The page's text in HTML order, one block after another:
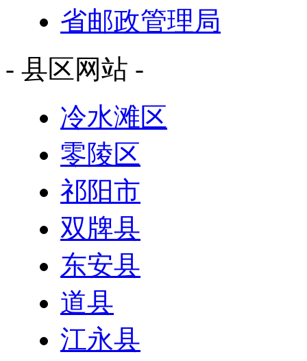
省邮政管理局
- 县区网站 -
冷水滩区
零陵区
祁阳市
双牌县
东安县
道县
江永县